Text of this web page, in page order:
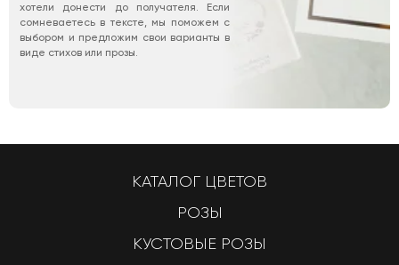
хотели донести до получателя. Если
сомневаетесь в тексте, мы поможем с
выбором и предложим свои варианты в
виде стихов или прозы.
КАТАЛОГ ЦВЕТОВ
РОЗЫ
КУСТОВЫЕ РОЗЫ